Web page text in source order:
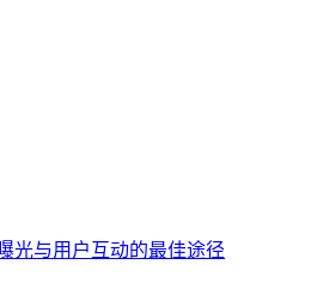
光与用户互动的最佳途径